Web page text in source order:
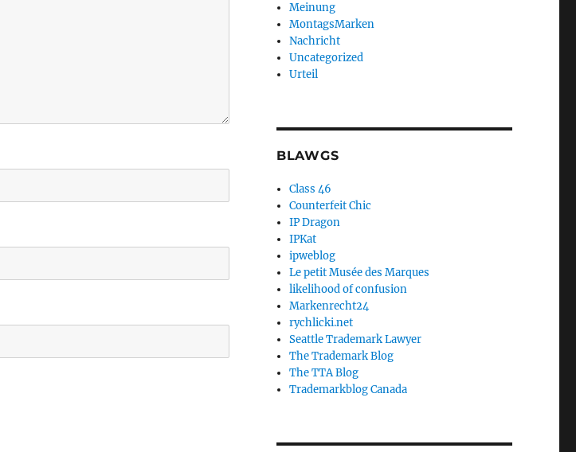
Meinung
MontagsMarken
Nachricht
Uncategorized
Urteil
BLAWGS
Class 46
Counterfeit Chic
IP Dragon
IPKat
ipweblog
Le petit Musée des Marques
likelihood of confusion
Markenrecht24
rychlicki.net
Seattle Trademark Lawyer
The Trademark Blog
The TTA Blog
Trademarkblog Canada